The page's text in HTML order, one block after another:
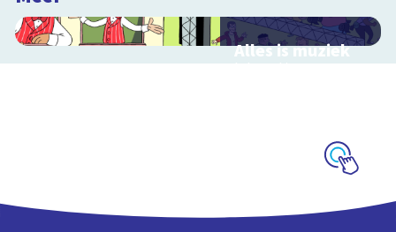
Alles is muziek
Interactieve